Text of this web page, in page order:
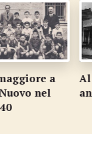
a
nel
Al